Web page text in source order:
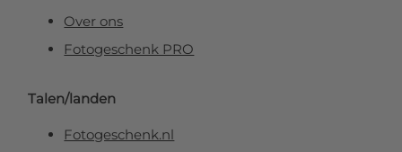
Over ons
Fotogeschenk PRO
Talen/landen
Fotogeschenk.nl